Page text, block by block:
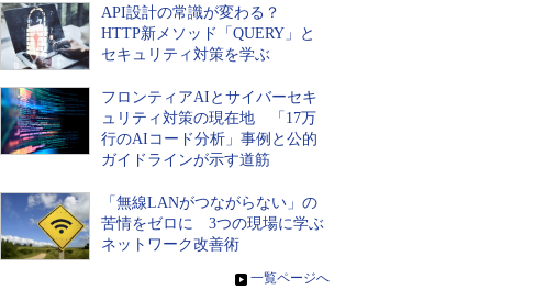
API設計の常識が変わる？
HTTP新メソッド「QUERY」と
セキュリティ対策を学ぶ
フロンティアAIとサイバーセキ
ュリティ対策の現在地 「17万
行のAIコード分析」事例と公的
ガイドラインが示す道筋
「無線LANがつながらない」の
苦情をゼロに 3つの現場に学ぶ
ネットワーク改善術
» 一覧ページへ